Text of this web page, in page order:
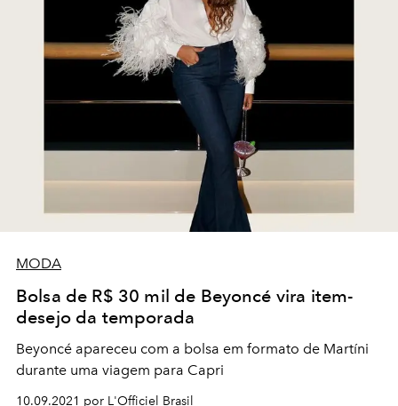
MODA
Bolsa de R$ 30 mil de Beyoncé vira item-
desejo da temporada
Beyoncé apareceu com a bolsa em formato de Martíni
durante uma viagem para Capri
10.09.2021 por L'Officiel Brasil